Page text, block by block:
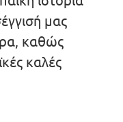
μας
καθώς
καλές